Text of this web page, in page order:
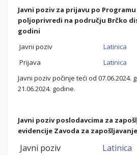
Javni poziv za prijavu po
poljoprivredi na području Brčko
godini
Javni poziv
Latinica
Prijava
Latinica
Javni poziv počinje teći od 07.06.2024.
21.06.2024. godine.
Javni poziv poslodavcima za
evidencije Zavoda za
Javni poziv Latinica